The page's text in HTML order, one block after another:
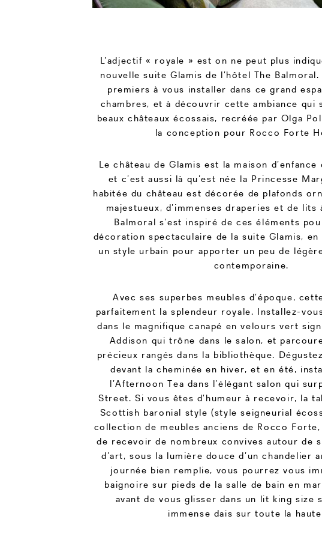
L’adjectif « royale » est on ne peut plus
nouvelle suite Glamis de l’hôtel The
premiers à vous installer dans ce grand
chambres, et à découvrir cette ambiance qui
beaux châteaux écossais, recréée par Olga
la conception pour Rocco Forte
Le château de Glamis est la maison
et c’est aussi là qu’est née la Princesse
habitée du château est décorée de plafonds
majestueux, d’immenses draperies et de lits
Balmoral s’est inspiré de ces éléments
décoration spectaculaire de la suite Glamis,
un style urbain pour apporter un peu de
contemporaine.
Avec ses superbes meubles d’époque,
parfaitement la splendeur royale. Installez-
dans le magnifique canapé en velours vert
Addison qui trône dans le salon, et
précieux rangés dans la bibliothèque.
devant la cheminée en hiver, et en été,
l’Afternoon Tea dans l’élégant salon qui
Street. Si vous êtes d’humeur à recevoir, la
Scottish baronial style (style seigneurial
collection de meubles anciens de Rocco
de recevoir de nombreux convives autour de
d’art, sous la lumière douce d’un chandelier
journée bien remplie, vous pourrez vous
baignoire sur pieds de la salle de bain en
avant de vous glisser dans un lit king size
immense dais sur toute la